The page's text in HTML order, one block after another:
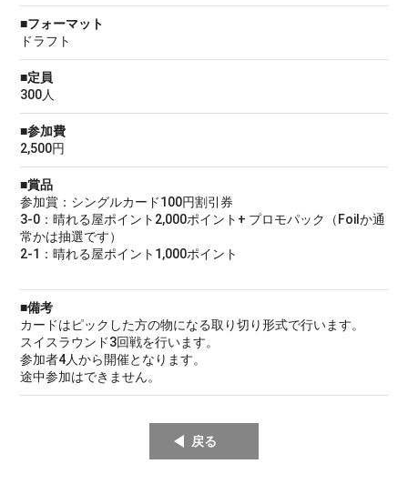
■フォーマット
ドラフト
■定員
300人
■参加費
2,500円
■賞品
参加賞：シングルカード100円割引券
3-0：晴れる屋ポイント2,000ポイント+ プロモパック（Foilか通
常かは抽選です）
2-1：晴れる屋ポイント1,000ポイント
■備考
カードはピックした方の物になる取り切り形式で行います。
スイスラウンド3回戦を行います。
参加者4人から開催となります。
途中参加はできません。
戻る